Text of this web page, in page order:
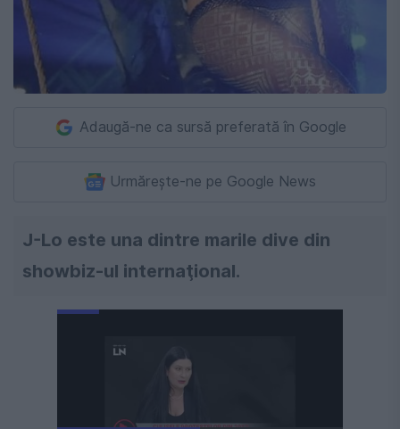
Adaugă-ne ca sursă preferată în Google
Urmărește-ne pe Google News
J-Lo este una dintre marile dive din
showbiz-ul internaţional.